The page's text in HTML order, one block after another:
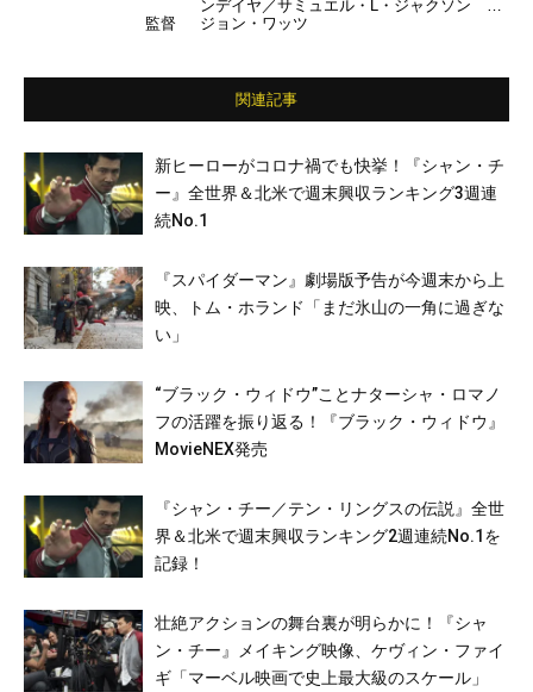
ンデイヤ／サミュエル・L・ジャクソン ほ
か（日本語吹き替え）榎木淳弥／高橋広樹／
監督 ジョン・ワッツ
関連記事
新ヒーローがコロナ禍でも快挙！『シャン・チ
ー』全世界＆北米で週末興収ランキング3週連
続No.1
『スパイダーマン』劇場版予告が今週末から上
映、トム・ホランド「まだ氷山の一角に過ぎな
い」
“ブラック・ウィドウ”ことナターシャ・ロマノ
フの活躍を振り返る！『ブラック・ウィドウ』
MovieNEX発売
『シャン・チー／テン・リングスの伝説』全世
界＆北米で週末興収ランキング2週連続No.1を
記録！
壮絶アクションの舞台裏が明らかに！『シャ
ン・チー』メイキング映像、ケヴィン・ファイ
ギ「マーベル映画で史上最大級のスケール」